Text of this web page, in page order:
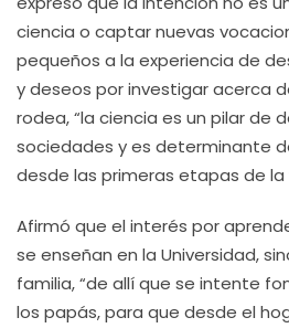
ciencia o captar nuevas
pequeños a la experiencia de
y deseos por investigar acerca
rodea, “la ciencia es un pilar de
sociedades y es determinante
desde las primeras etapas de la
Afirmó que el interés por
se enseñan en la Universidad,
familia, “de allí que se intente
los papás, para que desde el